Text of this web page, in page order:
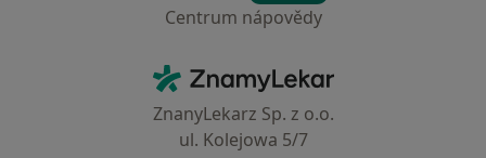
Centrum nápovědy
ZnamyLekar - Hlavní stránka
ZnanyLekarz Sp. z o.o.
ul. Kolejowa 5/7